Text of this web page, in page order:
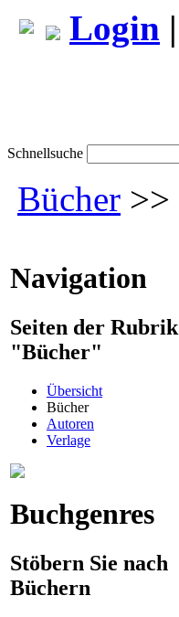
Login |
Schnellsuche
Bücher >>
Navigation
Seiten der Rubrik
"Bücher"
Übersicht
Bücher
Autoren
Verlage
Buchgenres
Stöbern Sie nach
Büchern